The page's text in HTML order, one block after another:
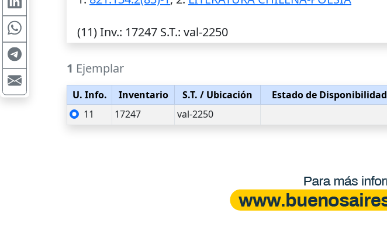
(11)Inv.: 17247 S.T.: val-2250
1 Ejemplar
U. Info. Inventario S.T. / Ubicación Estado de Disponibilidad
11
17247 val-2250